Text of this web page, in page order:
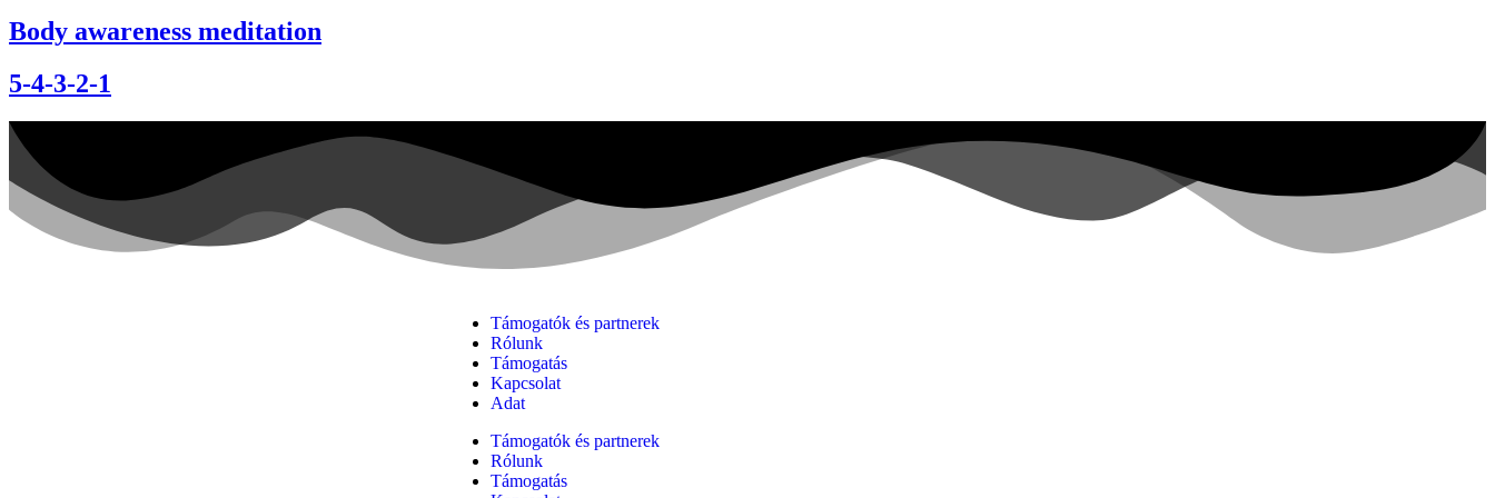
Body awareness meditation
5-4-3-2-1
Támogatók és partnerek
Rólunk
Támogatás
Kapcsolat
Adat
Támogatók és partnerek
Rólunk
Támogatás